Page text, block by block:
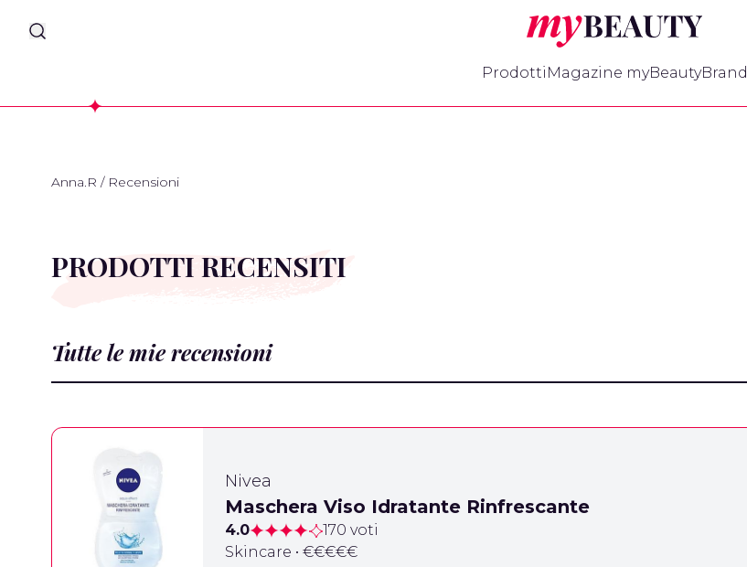
myBeauty
Prodotti Magazine myBeautyBrand
Anna.R / Recensioni
PRODOTTI RECENSITI
Tutte le mie recensioni
Nivea
Maschera Viso Idratante Rinfrescante
4.0
170 voti
Skincare • €€€€€